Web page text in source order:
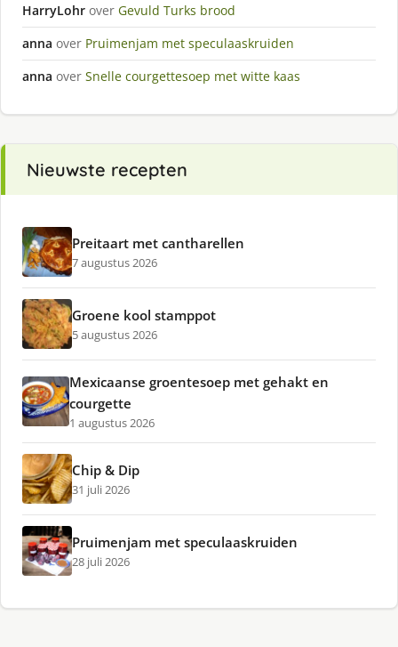
HarryLohr over Gevuld Turks brood
anna over Pruimenjam met speculaaskruiden
anna over Snelle courgettesoep met witte kaas
Nieuwste recepten
Preitaart met cantharellen
7 augustus 2026
Groene kool stamppot
5 augustus 2026
Mexicaanse groentesoep met gehakt en
courgette
1 augustus 2026
Chip & Dip
31 juli 2026
Pruimenjam met speculaaskruiden
28 juli 2026